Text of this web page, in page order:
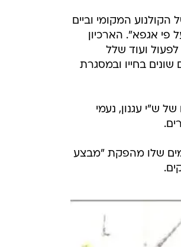
הגדולים של הקולנוע המקומי וביים
פי אגפא". הארכיון
ועוד שלל
בחייו ובמסגרת
ש"י עגנון, נעמי
שלו מהפקת "מבצע